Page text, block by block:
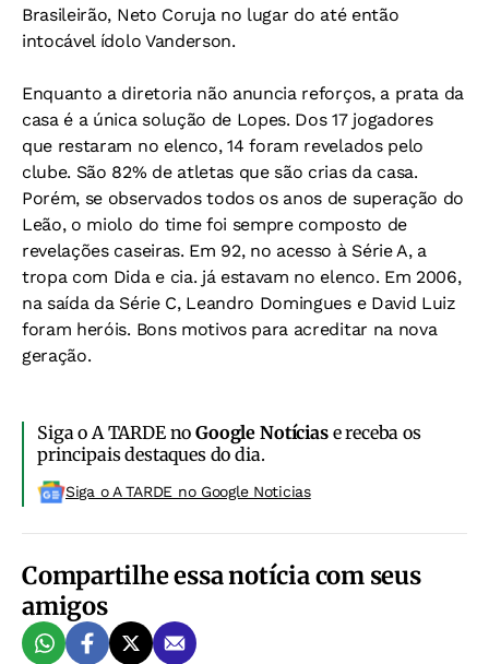
Brasileirão, Neto Coruja no lugar do até então
intocável ídolo Vanderson.
Enquanto a diretoria não anuncia reforços, a prata da
casa é a única solução de Lopes. Dos 17 jogadores
que restaram no elenco, 14 foram revelados pelo
clube. São 82% de atletas que são crias da casa.
Porém, se observados todos os anos de superação do
Leão, o miolo do time foi sempre composto de
revelações caseiras. Em 92, no acesso à Série A, a
tropa com Dida e cia. já estavam no elenco. Em 2006,
na saída da Série C, Leandro Domingues e David Luiz
foram heróis. Bons motivos para acreditar na nova
geração.
Siga o A TARDE noGoogle Notíciase receba os
principais destaques do dia.
Siga o A TARDE no Google Noticias
Compartilhe essa notícia com seus
amigos